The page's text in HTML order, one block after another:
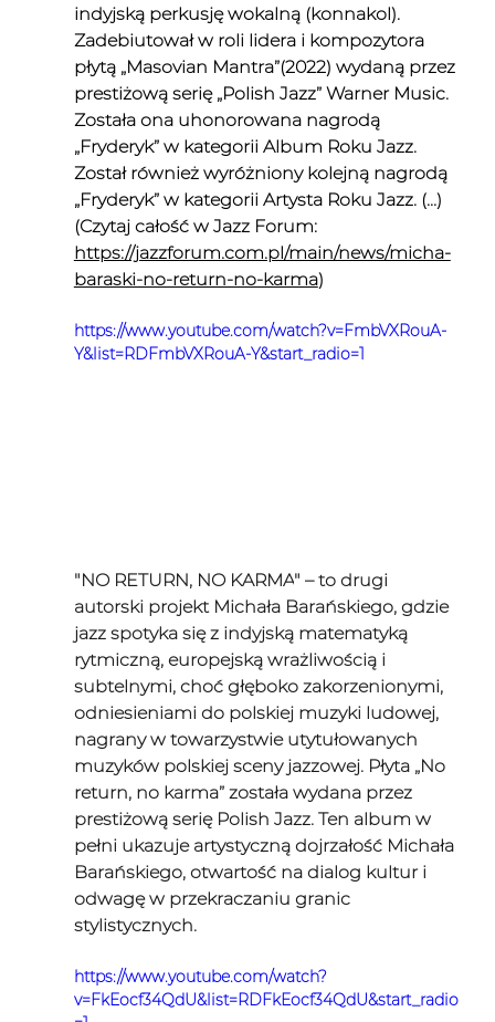
indyjską perkusję wokalną (konnakol).
Zadebiutował w roli lidera i kompozytora
płytą „Masovian Mantra”(2022) wydaną przez
prestiżową serię „Polish Jazz” Warner Music.
Została ona uhonorowana nagrodą
„Fryderyk” w kategorii Album Roku Jazz.
Został również wyróżniony kolejną nagrodą
„Fryderyk” w kategorii Artysta Roku Jazz. (...)
(Czytaj całość w Jazz Forum:
https://jazzforum.com.pl/main/news/micha-
baraski-no-return-no-karma)
https://www.youtube.com/watch?v=FmbVXRouA-
Y&list=RDFmbVXRouA-Y&start_radio=1
"NO RETURN, NO KARMA" – to drugi
autorski projekt Michała Barańskiego, gdzie
jazz spotyka się z indyjską matematyką
rytmiczną, europejską wrażliwością i
subtelnymi, choć głęboko zakorzenionymi,
odniesieniami do polskiej muzyki ludowej,
nagrany w towarzystwie utytułowanych
muzyków polskiej sceny jazzowej. Płyta „No
return, no karma” została wydana przez
prestiżową serię Polish Jazz. Ten album w
pełni ukazuje artystyczną dojrzałość Michała
Barańskiego, otwartość na dialog kultur i
odwagę w przekraczaniu granic
stylistycznych.
https://www.youtube.com/watch?
v=FkEocf34QdU&list=RDFkEocf34QdU&start_radio